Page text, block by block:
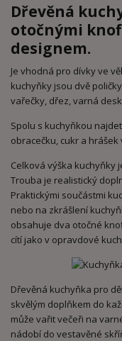
Dřevěná
otočnými
designem.
Je vhodná pro dívky ve
kuchyňky jsou dvě
vařečky, dřez, varná
Spolu s kuchyňkou
obracečku, cukr a
Celková výška kuchyňky
Trouba je realistický
Praktickými součástmi
nebo na zkrášlení
obsahuje dva otočné
cítí jako v opravdové
Dřevěná kuchyňka pro
skvělým doplňkem do
může vařit večeři na
nádobí do vestavěné